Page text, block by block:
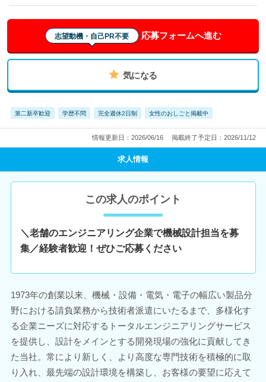
志望動機・自己PR不要 応募フォームへ進む
気になる
第二新卒歓迎 学歴不問 完全週休2日制 女性のおしごと掲載中
情報更新日：2026/06/16 掲載終了予定日：2026/11/12
求人情報
この求人のポイント
＼老舗のエンジニアリング企業で機械設計担当を募
集／経験者歓迎！ぜひご応募ください
1973年の創業以来、機械・設備・電気・電子の幅広い製品分
野における請負業務から技術者派遣にいたるまで、多様化す
る企業ニーズに対応するトータルエンジニアリングサービス
を提供し、設計をメインとする開発現場の強化に貢献してき
た当社。常により新しく、より高度な専門技術を積極的に取
り入れ、最先端の設計環境を構築し、お客様の要望に応えて